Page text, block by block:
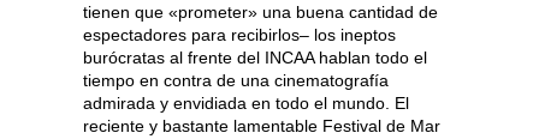
tienen que «prometer» una buena cantidad de
espectadores para recibirlos– los ineptos
burócratas al frente del INCAA hablan todo el
tiempo en contra de una cinematografía
admirada y envidiada en todo el mundo. El
reciente y bastante lamentable Festival de Mar